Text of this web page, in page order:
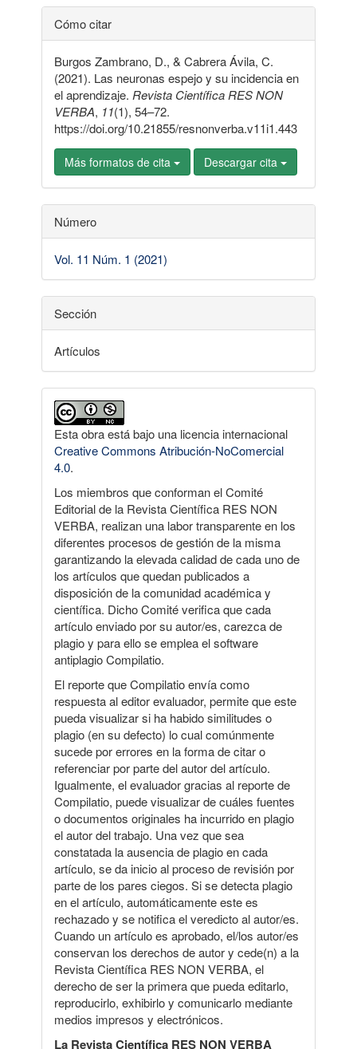
Detalles
del
artículo
Cómo citar
Burgos Zambrano, D., & Cabrera Ávila, C.
(2021). Las neuronas espejo y su incidencia en
el aprendizaje. Revista Científica RES NON
VERBA, 11(1), 54–72.
https://doi.org/10.21855/resnonverba.v11i1.443
Más formatos de cita Descargar cita
Número
Vol. 11 Núm. 1 (2021)
Sección
Artículos
Esta obra está bajo una licencia internacional
Creative Commons Atribución-NoComercial
4.0.
Los miembros que conforman el Comité
Editorial de la Revista Científica RES NON
VERBA, realizan una labor transparente en los
diferentes procesos de gestión de la misma
garantizando la elevada calidad de cada uno de
los artículos que quedan publicados a
disposición de la comunidad académica y
científica. Dicho Comité verifica que cada
artículo enviado por su autor/es, carezca de
plagio y para ello se emplea el software
antiplagio Compilatio.
El reporte que Compilatio envía como
respuesta al editor evaluador, permite que este
pueda visualizar si ha habido similitudes o
plagio (en su defecto) lo cual comúnmente
sucede por errores en la forma de citar o
referenciar por parte del autor del artículo.
Igualmente, el evaluador gracias al reporte de
Compilatio, puede visualizar de cuáles fuentes
o documentos originales ha incurrido en plagio
el autor del trabajo. Una vez que sea
constatada la ausencia de plagio en cada
artículo, se da inicio al proceso de revisión por
parte de los pares ciegos. Si se detecta plagio
en el artículo, automáticamente este es
rechazado y se notifica el veredicto al autor/es.
Cuando un artículo es aprobado, el/los autor/es
conservan los derechos de autor y cede(n) a la
Revista Científica RES NON VERBA, el
derecho de ser la primera que pueda editarlo,
reproducirlo, exhibirlo y comunicarlo mediante
medios impresos y electrónicos.
La Revista Científica RES NON VERBA